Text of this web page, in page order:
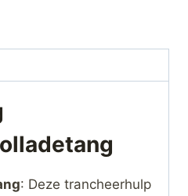
: Deze trancheerhulp